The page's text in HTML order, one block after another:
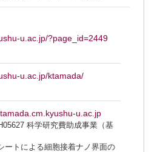
u.ac.jp/?page_id=2449
u.ac.jp/ktamada/
u.ac.jp
科学研究費助成事業（基
ートによる細胞接着ナノ界面の